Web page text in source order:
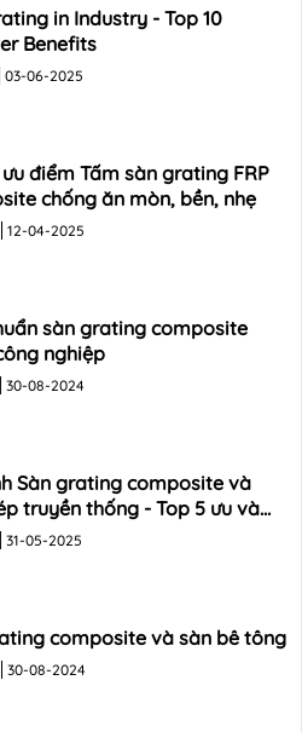
in Industry - Top 10
Benefits
03-06-2025
ưu điểm Tấm sàn grating FRP
chống ăn mòn, bền, nhẹ
12-04-2025
sàn grating composite
nghiệp
30-08-2024
Sàn grating composite và
truyền thống - Top 5 ưu và
31-05-2025
composite và sàn bê tông
30-08-2024